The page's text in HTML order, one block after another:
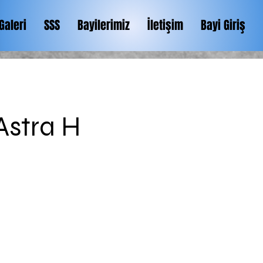
SSS Bayilerimiz İletişim Bayi Giriş
H